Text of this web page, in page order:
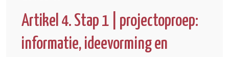
Artikel 4. Stap 1 | projectoproep:
informatie, ideevorming en